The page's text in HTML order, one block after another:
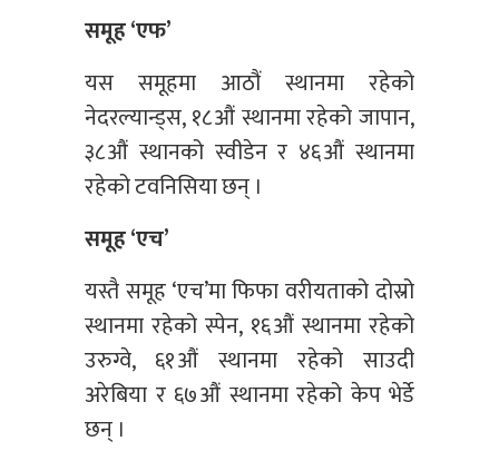
समूह ‘एफ’
यस समूहमा आठौं स्थानमा रहेको
नेदरल्यान्ड्स, १८औं स्थानमा रहेको जापान,
३८औं स्थानको स्वीडेन र ४६औं स्थानमा
रहेको टवनिसिया छन् ।
समूह ‘एच’
यस्तै समूह ‘एच’मा फिफा वरीयताको दोस्रो
स्थानमा रहेको स्पेन, १६औं स्थानमा रहेको
उरुग्वे, ६१औं स्थानमा रहेको साउदी
अरेबिया र ६७औं स्थानमा रहेको केप भेर्डे
छन् ।